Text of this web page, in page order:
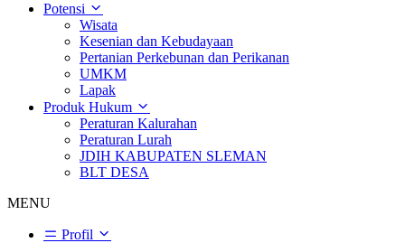
Potensi
Wisata
Kesenian dan Kebudayaan
Pertanian Perkebunan dan Perikanan
UMKM
Lapak
Produk Hukum
Peraturan Kalurahan
Peraturan Lurah
JDIH KABUPATEN SLEMAN
BLT DESA
MENU
Profil